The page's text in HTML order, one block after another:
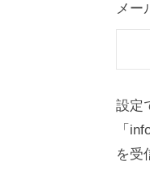
メー
設定
「
を受